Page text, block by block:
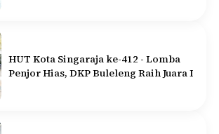
HUT Kota Singaraja ke-412 - Lomba
Penjor Hias, DKP Buleleng Raih Juara I